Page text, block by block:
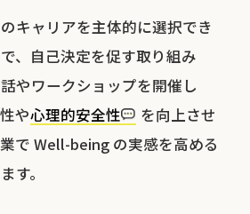
キャリアを主体的に選択でき
、自己決定を促す取り組み
やワークショップを開催し
や心理的安全性
を向上させ
で Well-being の実感を高める
す。